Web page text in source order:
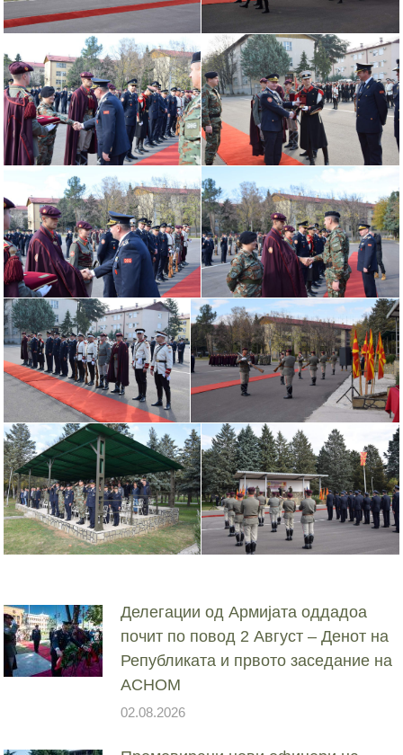
Делегации од Армијата оддадоа
почит по повод 2 Август – Денот на
Републиката и првото заседание на
АСНОМ
02.08.2026